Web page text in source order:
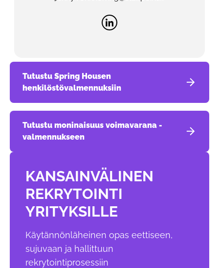
Tutustu Spring Housen
henkilöstövalmennuksiin
Tutustu moninaisuus voimavarana -
valmennukseen
KANSAINVÄLINEN
REKRYTOINTI
YRITYKSILLE
Käytännönläheinen opas eettiseen,
sujuvaan ja hallittuun
rekrytointiprosessiin